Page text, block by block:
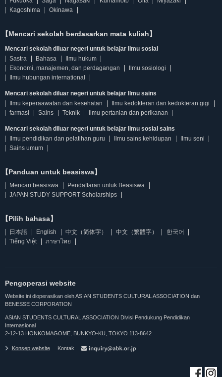
Kagoshima
Okinawa
【Mencari sekolah berdasarkan mata kuliah】
Mencari sekolah diluar negeri untuk belajar Ilmu sosial
Sastra
Bahasa
Ilmu hukum
Ekonomi, manajemen, dan perdagangan
Ilmu sosiologi
Ilmu hubungan international
Mencari sekolah diluar negeri untuk belajar Ilmu sains
Ilmu keperaawatan dan kesehatan
Ilmu kedokteran dan kedokteran gigi
farmasi
Sains Teknik Ilmu pertanian dan perikanan
Mencari sekolah diluar negeri untuk belajar Ilmu sosial sains
Ilmu pendidikan dan pelatihan guru
Ilmu sains kehidupan
Ilmu seni
Sains umum
【Panduan untuk beasiswa】
Mencari beasiswa
Pendaftaran untuk Beasiswa
JAPAN STUDY SUPPORT Scholarships
【Pilih bahasa】
日本語 English 中文（简体字） 中文（繁體字）
한국어
Tiếng Việt
ภาษาไทย
Pengoperasi website
Website ini dioperasikan oleh ASIAN STUDENTS CULTURAL ASSOCIATION dan
BENESSE CORPORATION
ASIAN STUDENTS CULTURAL ASSOCIATION Divisi Pendukung Pendidikan
Internasional
2-12-13 HONKOMAGOME, BUNKYO-KU, TOKYO 113-8642
Konsep website Kontak